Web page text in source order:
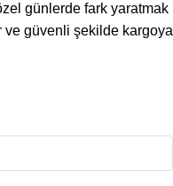
günlerde fark yaratmak
ve güvenli şekilde kargoya